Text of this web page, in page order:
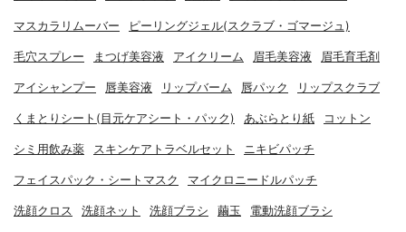
マスカラリムーバー ピーリングジェル(スクラブ・ゴマージュ)
毛穴スプレー まつげ美容液 アイクリーム 眉毛美容液 眉毛育毛剤
アイシャンプー 唇美容液 リップバーム 唇パック リップスクラブ
くまとりシート(目元ケアシート・パック) あぶらとり紙 コットン
シミ用飲み薬 スキンケアトラベルセット ニキビパッチ
フェイスパック・シートマスク マイクロニードルパッチ
洗顔クロス 洗顔ネット 洗顔ブラシ 繭玉 電動洗顔ブラシ